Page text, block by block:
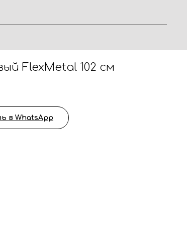
FlexMetal 102 см
в WhatsApp